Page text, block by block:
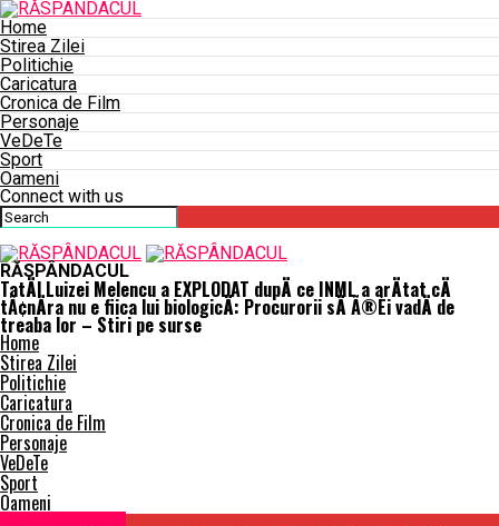
Home
Stirea Zilei
Politichie
Caricatura
Cronica de Film
Personaje
VeDeTe
Sport
Oameni
Connect with us
RĂSPÂNDACUL
TatÄl Luizei Melencu a EXPLODAT dupÄ ce INML a arÄtat cÄ
tÃ¢nÄra nu e fiica lui biologicÄ: Procurorii sÄ Ã®Èi vadÄ de
treaba lor – Stiri pe surse
Home
Stirea Zilei
Politichie
Caricatura
Cronica de Film
Personaje
VeDeTe
Sport
Oameni